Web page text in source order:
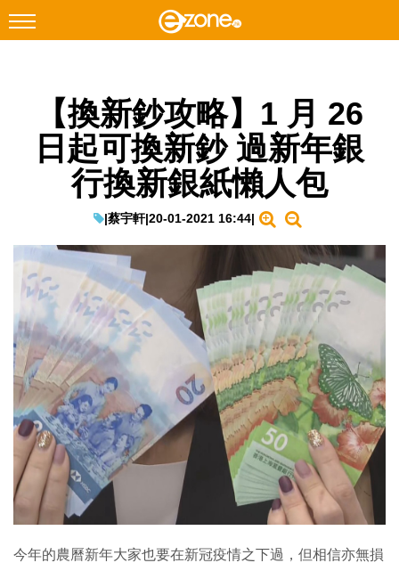
Facebook Instagram
科技焦點
教學評測
EduTech
IT Times
生成式AI與雲端應用
Enterprise Digital Transformation
特集
【換新鈔攻略】1 月 26
日起可換新鈔 過新年銀
行換新銀紙懶人包
|蔡宇軒|20-01-2021 16:44|
今年的農曆新年大家也要在新冠疫情之下過，但相信亦無損